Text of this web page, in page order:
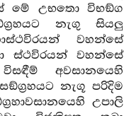
මේ උභතො විභඞ්ග
නැගු සියලු
වහන්සේ
ස්ථවිරයන් වහන්සේ
අවසානයෙහි
නැගූ පරිදිම
උපාලි